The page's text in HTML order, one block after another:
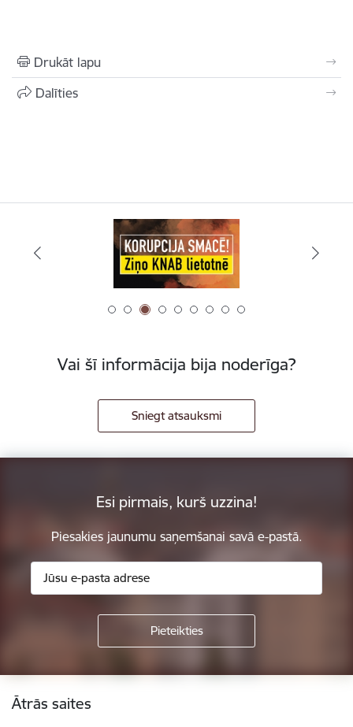
Drukāt lapu
Dalīties
Vai šī informācija bija noderīga?
Sniegt atsauksmi
Esi pirmais, kurš uzzina!
Piesakies jaunumu saņemšanai savā e-pastā.
Kājene
Ātrās saites